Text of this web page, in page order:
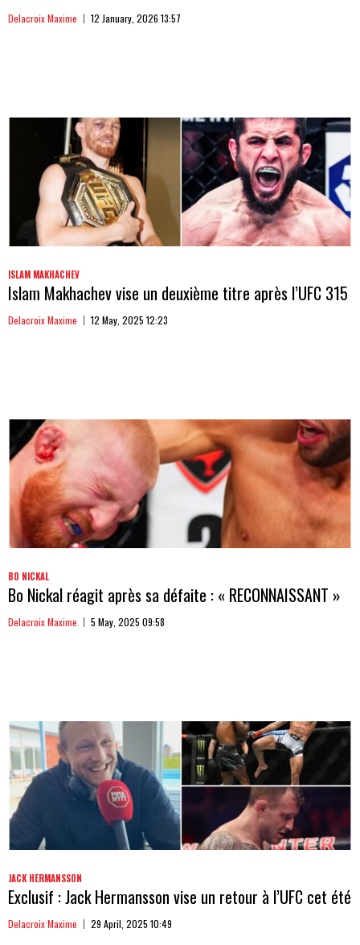
Delacroix Maxime 12 January, 2026 13:57
ISLAM MAKHACHEV
Islam Makhachev vise un deuxième titre après l’UFC 315
Delacroix Maxime 12 May, 2025 12:23
BO NICKAL
Bo Nickal réagit après sa défaite : « RECONNAISSANT »
Delacroix Maxime 5 May, 2025 09:58
JACK HERMANSSON
Exclusif : Jack Hermansson vise un retour à l’UFC cet été
Delacroix Maxime 29 April, 2025 10:49